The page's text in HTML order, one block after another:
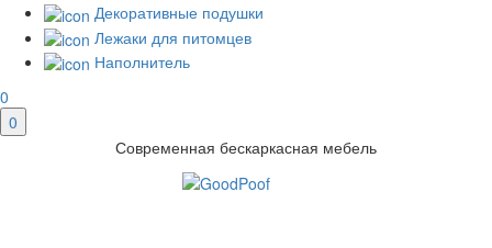
Декоративные подушки
Лежаки для питомцев
Наполнитель
0
0
Современная бескаркасная мебель